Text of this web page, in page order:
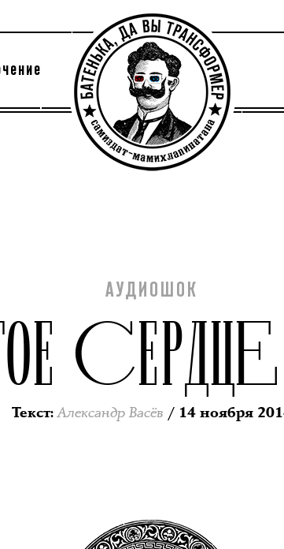
АУДИОШОК
Текст:Александр Васёв / 14 ноября